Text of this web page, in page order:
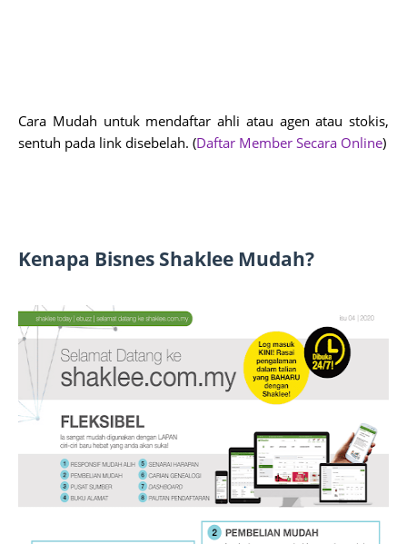
Cara Mudah untuk mendaftar ahli atau agen atau stokis,
sentuh pada link disebelah. (Daftar Member Secara Online)
Kenapa Bisnes Shaklee Mudah?